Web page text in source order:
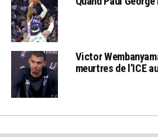
Victor
meurtres de l’ICE